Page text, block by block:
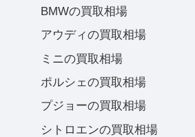
BMWの買取相場
アウディの買取相場
ミニの買取相場
ポルシェの買取相場
プジョーの買取相場
シトロエンの買取相場